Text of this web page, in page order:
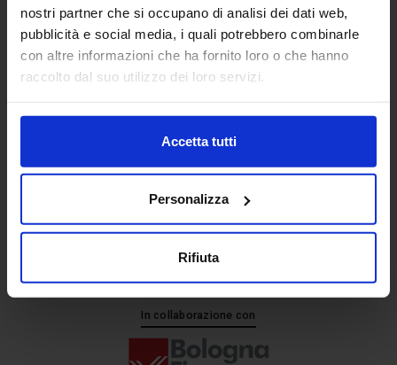
nostri partner che si occupano di analisi dei dati web,
pubblicità e social media, i quali potrebbero combinarle
con altre informazioni che ha fornito loro o che hanno
raccolto dal suo utilizzo dei loro servizi.
Accetta tutti
Personalizza
Rifiuta
Senaf srl
+ 39 051.325511
+ 39 02.332039460
In collaborazione con